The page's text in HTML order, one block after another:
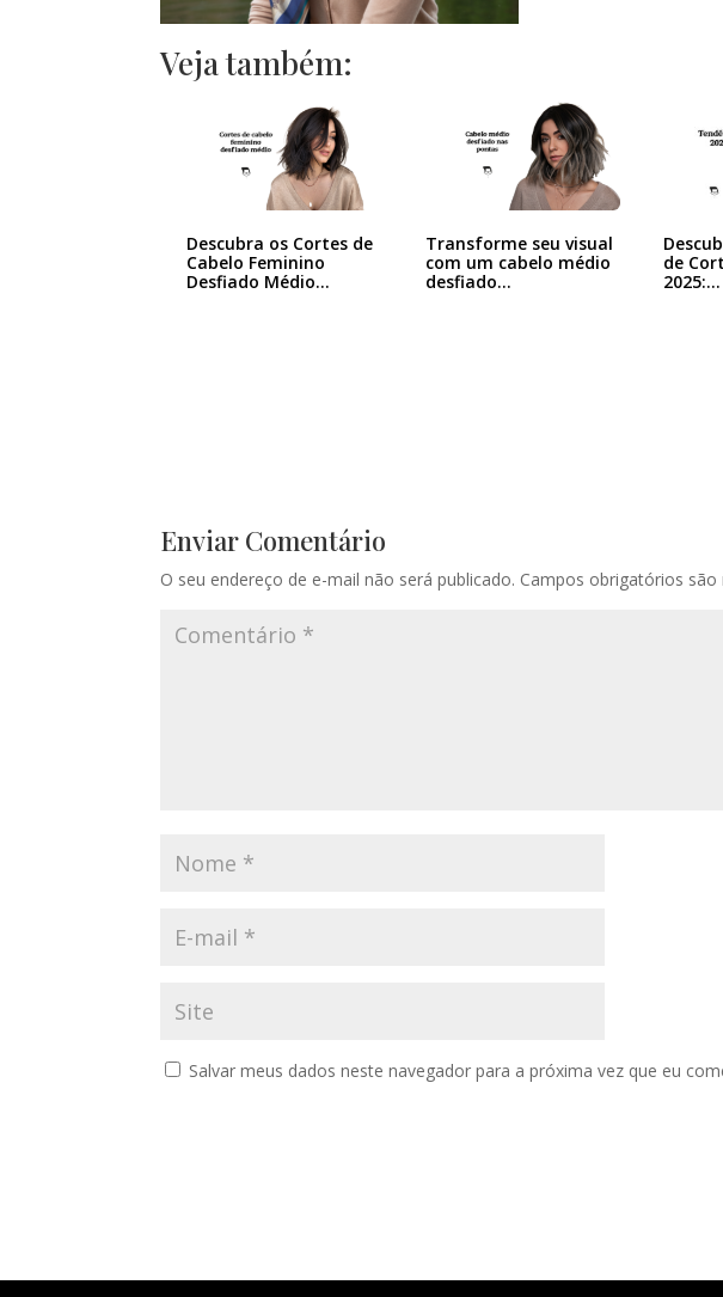
Veja também:
Descubra os Cortes de
Cabelo Feminino
Desfiado Médio…
Transforme seu visual
com um cabelo médio
desfiado…
de
2025:…
Enviar Comentário
O seu endereço de e-mail não será publicado. Campos obrigatórios
Salvar meus dados neste navegador para a próxima vez que eu